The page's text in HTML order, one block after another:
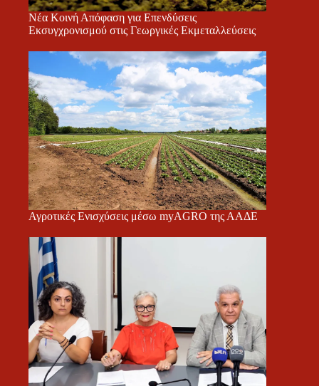
Νέα Κοινή Απόφαση για Επενδύσεις
Εκσυγχρονισμού στις Γεωργικές Εκμεταλλεύσεις
Αγροτικές Ενισχύσεις μέσω myAGRO της ΑΑΔΕ